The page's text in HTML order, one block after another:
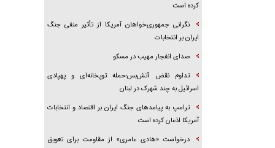
کرده است
نگرانی جمهوری‌خواهان آمریکا از تأثیر منفی جنگ
ایران بر انتخابات
صدای انفجار مهیب در مسکو
تداوم نقض آتش‌بس؛حمله توپخانه‌ای و پهپادی
اسرائیل به چند شهرک در لبنان
ترامپ به پیامدهای جنگ ایران بر اقتصاد و انتخابات
آمریکا اذعان کرده است
درخواست «هادی عامری» از مقاومت برای تعویق